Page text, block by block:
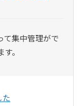
て集中管理がで
。